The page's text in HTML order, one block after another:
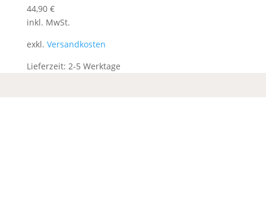
44,90 €
inkl. MwSt.
exkl. Versandkosten
Lieferzeit: 2-5 Werktage